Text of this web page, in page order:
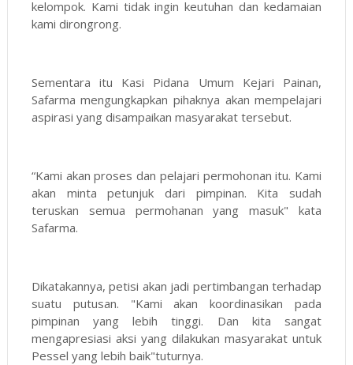
kelompok. Kami tidak ingin keutuhan dan kedamaian
kami dirongrong.
Sementara itu Kasi Pidana Umum Kejari Painan,
Safarma mengungkapkan pihaknya akan mempelajari
aspirasi yang disampaikan masyarakat tersebut.
“Kami akan proses dan pelajari permohonan itu. Kami
akan minta petunjuk dari pimpinan. Kita sudah
teruskan semua permohanan yang masuk" kata
Safarma.
Dikatakannya, petisi akan jadi pertimbangan terhadap
suatu putusan. "Kami akan koordinasikan pada
pimpinan yang lebih tinggi. Dan kita sangat
mengapresiasi aksi yang dilakukan masyarakat untuk
Pessel yang lebih baik"tuturnya.